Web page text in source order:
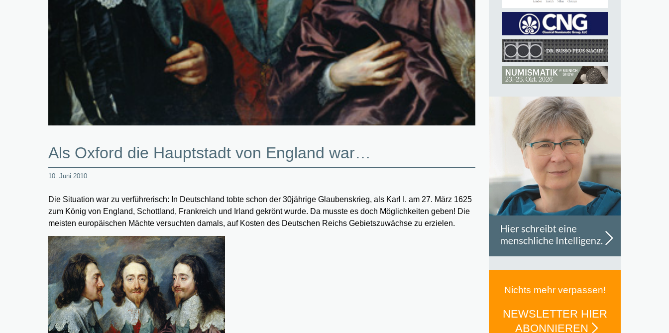
Als Oxford die Hauptstadt von England war…
10. Juni 2010
Die Situation war zu verführerisch: In Deutschland tobte schon der 30jährige Glaubenskrieg, als Karl I. am 27. März 1625
zum König von England, Schottland, Frankreich und Irland gekrönt wurde. Da musste es doch Möglichkeiten geben! Die
meisten europäischen Mächte versuchten damals, auf Kosten des Deutschen Reichs Gebietszuwächse zu erzielen.
Nichts mehr verpassen!
NEWSLETTER HIER
ABONNIEREN